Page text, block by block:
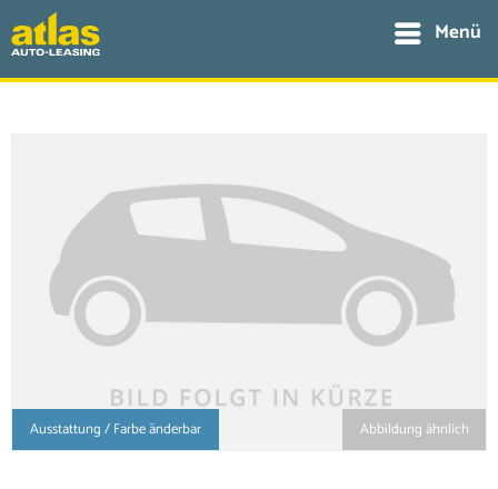
Menü
Abbildung ähnlich
Ausstattung / Farbe änderbar